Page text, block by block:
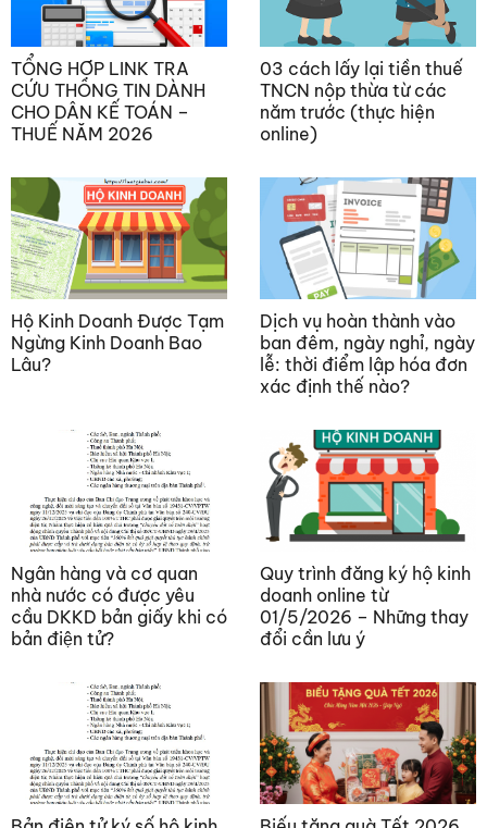
TỔNG HỢP LINK TRA
CỨU THÔNG TIN DÀNH
CHO DÂN KẾ TOÁN –
THUẾ NĂM 2026
03 cách lấy lại tiền thuế
TNCN nộp thừa từ các
năm trước (thực hiện
online)
Hộ Kinh Doanh Được Tạm
Ngừng Kinh Doanh Bao
Lâu?
Dịch vụ hoàn thành vào
ban đêm, ngày nghỉ, ngày
lễ: thời điểm lập hóa đơn
xác định thế nào?
Ngân hàng và cơ quan
nhà nước có được yêu
cầu DKKD bản giấy khi có
bản điện tử?
Quy trình đăng ký hộ kinh
doanh online từ
01/5/2026 – Những thay
đổi cần lưu ý